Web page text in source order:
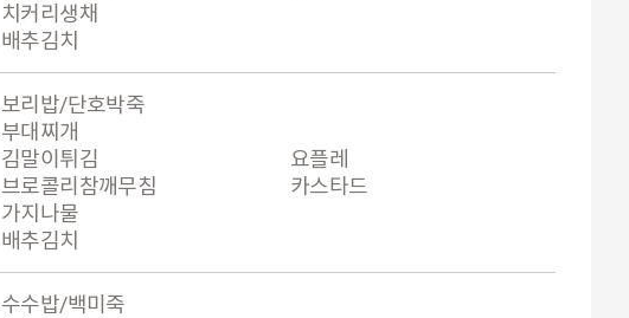
치커리생채
배추김치
보리밥/단호박죽
부대찌개
김말이튀김
브로콜리참깨무침
가지나물
배추김치
요플레
카스타드
수수밥/백미죽